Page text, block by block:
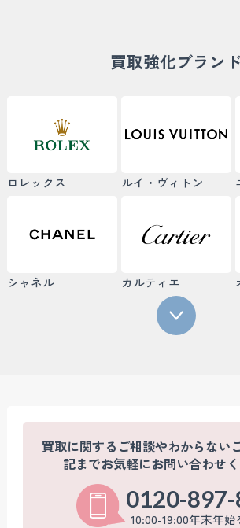
買取強化ブランド
ロレックス ルイ・ヴィトン
シャネル カルティエ
買取に関するご相談やわからない
記までお気軽にお問い合わせく
0120-
10:00-19:00年末年始